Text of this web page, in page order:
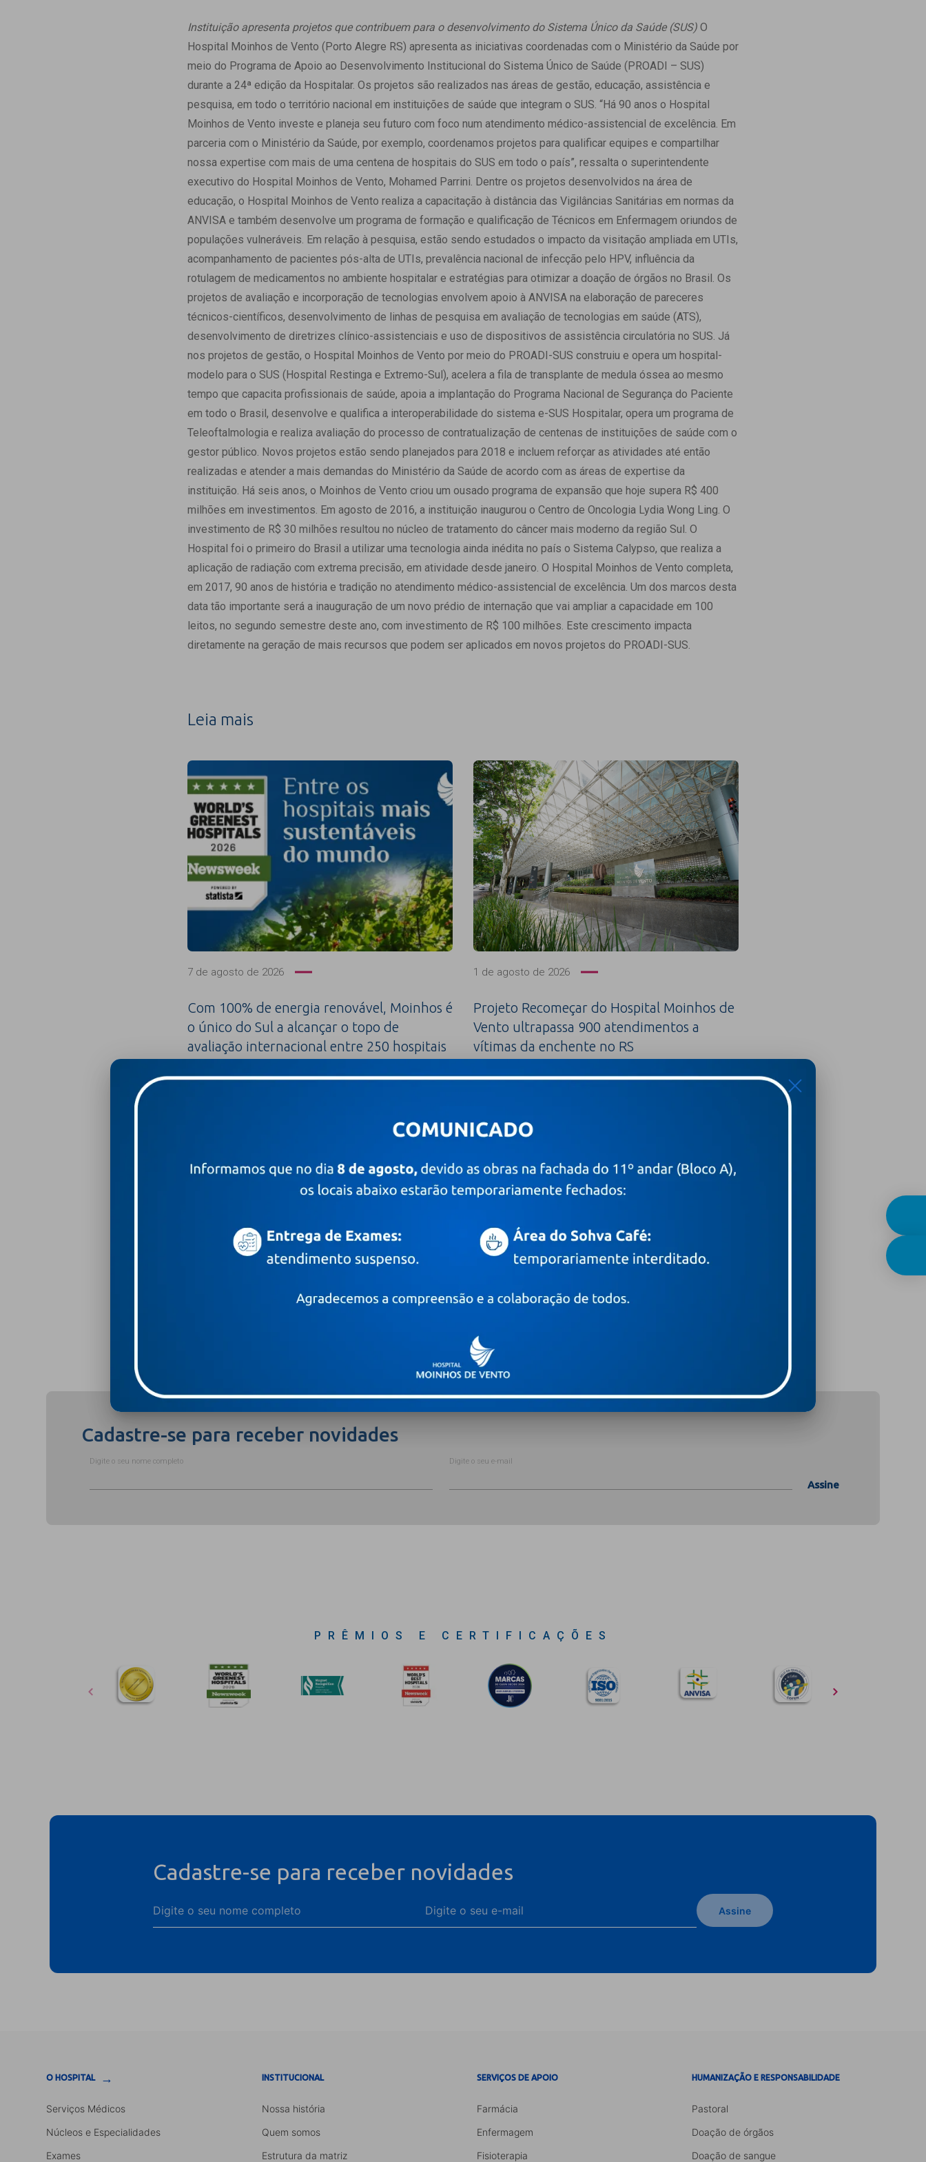
Estrutura de Gestão
Exames - Portal Médico
Farmácia
Fisioterapia
Responsabilidade Ambiental
Responsabilidade Social
Saúde Digital Moinhos
Tele Interconsultas
Gestão do Cuidado
Instituição apresenta projetos que contribuem para o desenvolvimento do Sistema Único da Saúde (SUS) O
Hospital Moinhos de Vento (Porto Alegre RS) apresenta as iniciativas coordenadas com o Ministério da Saúde por
meio do Programa de Apoio ao Desenvolvimento Institucional do Sistema Único de Saúde (PROADI – SUS)
durante a 24ª edição da Hospitalar. Os projetos são realizados nas áreas de gestão, educação, assistência e
pesquisa, em todo o território nacional em instituições de saúde que integram o SUS. “Há 90 anos o Hospital
Moinhos de Vento investe e planeja seu futuro com foco num atendimento médico-assistencial de excelência. Em
parceria com o Ministério da Saúde, por exemplo, coordenamos projetos para qualificar equipes e compartilhar
nossa expertise com mais de uma centena de hospitais do SUS em todo o país”, ressalta o superintendente
executivo do Hospital Moinhos de Vento, Mohamed Parrini. Dentre os projetos desenvolvidos na área de
educação, o Hospital Moinhos de Vento realiza a capacitação à distância das Vigilâncias Sanitárias em normas da
ANVISA e também desenvolve um programa de formação e qualificação de Técnicos em Enfermagem oriundos de
populações vulneráveis. Em relação à pesquisa, estão sendo estudados o impacto da visitação ampliada em UTIs,
acompanhamento de pacientes pós-alta de UTIs, prevalência nacional de infecção pelo HPV, influência da
rotulagem de medicamentos no ambiente hospitalar e estratégias para otimizar a doação de órgãos no Brasil. Os
projetos de avaliação e incorporação de tecnologias envolvem apoio à ANVISA na elaboração de pareceres
técnicos-científicos, desenvolvimento de linhas de pesquisa em avaliação de tecnologias em saúde (ATS),
desenvolvimento de diretrizes clínico-assistenciais e uso de dispositivos de assistência circulatória no SUS. Já
nos projetos de gestão, o Hospital Moinhos de Vento por meio do PROADI-SUS construiu e opera um hospital-
modelo para o SUS (Hospital Restinga e Extremo-Sul), acelera a fila de transplante de medula óssea ao mesmo
tempo que capacita profissionais de saúde, apoia a implantação do Programa Nacional de Segurança do Paciente
em todo o Brasil, desenvolve e qualifica a interoperabilidade do sistema e-SUS Hospitalar, opera um programa de
Teleoftalmologia e realiza avaliação do processo de contratualização de centenas de instituições de saúde com o
gestor público. Novos projetos estão sendo planejados para 2018 e incluem reforçar as atividades até então
realizadas e atender a mais demandas do Ministério da Saúde de acordo com as áreas de expertise da
instituição. Há seis anos, o Moinhos de Vento criou um ousado programa de expansão que hoje supera R$ 400
milhões em investimentos. Em agosto de 2016, a instituição inaugurou o Centro de Oncologia Lydia Wong Ling. O
investimento de R$ 30 milhões resultou no núcleo de tratamento do câncer mais moderno da região Sul. O
Hospital foi o primeiro do Brasil a utilizar uma tecnologia ainda inédita no país o Sistema Calypso, que realiza a
aplicação de radiação com extrema precisão, em atividade desde janeiro. O Hospital Moinhos de Vento completa,
em 2017, 90 anos de história e tradição no atendimento médico-assistencial de excelência. Um dos marcos desta
data tão importante será a inauguração de um novo prédio de internação que vai ampliar a capacidade em 100
leitos, no segundo semestre deste ano, com investimento de R$ 100 milhões. Este crescimento impacta
diretamente na geração de mais recursos que podem ser aplicados em novos projetos do PROADI-SUS.
Leia mais
7 de agosto de 2026
Com 100% de energia renovável, Moinhos é
o único do Sul a alcançar o topo de
avaliação internacional entre 250 hospitais
1 de agosto de 2026
Projeto Recomeçar do Hospital Moinhos de
Vento ultrapassa 900 atendimentos a
vítimas da enchente no RS
Hospital Moinhos de Vento é o primeiro do Brasil a
conquistar 100% de aprovação em certificação
Parkinson além do tremor: os sinais silenciosos que
ajudam a antecipar o diagnóstico
Leia mais +
Cadastre-se para receber novidades
Digite o seu nome completo Digite o seu e-mail
Assine
PRÊMIOS E CERTIFICAÇÕES
Cadastre-se para receber novidades
Assine
O HOSPITAL →
Serviços Médicos
Núcleos e Especialidades
Exames
INSTITUCIONAL
Nossa história
Quem somos
Estrutura da matriz
SERVIÇOS DE APOIO
Farmácia
Enfermagem
Fisioterapia
HUMANIZAÇÃO E RESPONSABILIDADE
Pastoral
Doação de órgãos
Doação de sangue
X